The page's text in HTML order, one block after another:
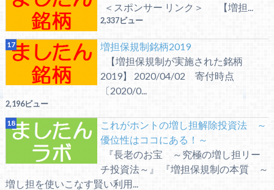
＜スポンサー リンク＞ 【増担...
2,337ビュー
増担保規制銘柄2019
【増担保規制が実施された銘柄
2019】 2020/04/02 寄付時点
〔2020/0...
2,196ビュー
これがホントの増し担解除投資法 ～
優位性はココにある！～
『長老のお宝 ～究極の増し担リー
チ投資法～』 『増担保規制の本質 ～
増し担を使いこなす賢い利用...